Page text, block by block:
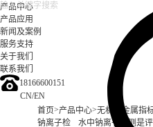
产品中心
产品应用
新闻及案例
服务支持
关于我们
联系我们
18166600151
CN/EN
首页>产品中心>无机非金属指
钠离子检
水中钠离子检测是